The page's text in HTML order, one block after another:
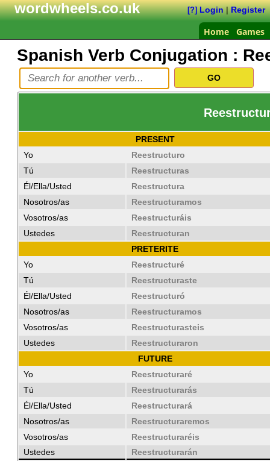
wordwheels.co.uk [?] Login|Register
Home Games
Spanish Verb Conjugation :
PRESENT
Yo
Reestructuro
Tú
Reestructuras
Él/Ella/Usted
Reestructura
Nosotros/as
Reestructuramos
Vosotros/as
Reestructuráis
Ustedes
Reestructuran
PRETERITE
Yo
Reestructuré
Tú
Reestructuraste
Él/Ella/Usted
Reestructuró
Nosotros/as
Reestructuramos
Vosotros/as
Reestructurasteis
Ustedes
Reestructuraron
FUTURE
Yo
Reestructuraré
Tú
Reestructurarás
Él/Ella/Usted
Reestructurará
Nosotros/as
Reestructuraremos
Vosotros/as
Reestructuraréis
Ustedes
Reestructurarán